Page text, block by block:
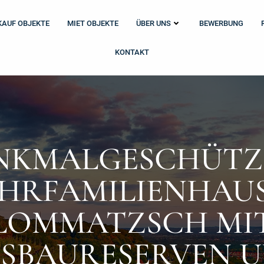
OBJEKTE MIET OBJEKTE ÜBER UNS BEWERBUNG
KONTAKT